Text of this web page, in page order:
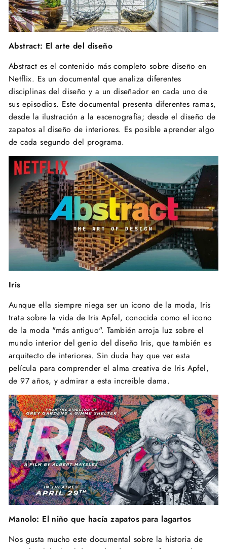
Abstract: El arte del diseño
Abstract es el contenido más completo sobre diseño en
Netflix. Es un documental que analiza diferentes
disciplinas del diseño y a un diseñador en cada uno de
sus episodios. Este documental presenta diferentes ramas,
desde la ilustración a la escenografía; desde el diseño de
zapatos al diseño de interiores. Es posible aprender algo
de cada segundo del programa.
Iris
Aunque ella siempre niega ser un icono de la moda, Iris
trata sobre la vida de Iris Apfel, conocida como el icono
de la moda "más antiguo". También arroja luz sobre el
mundo interior del genio del diseño Iris, que también es
arquitecto de interiores. Sin duda hay que ver esta
película para comprender el alma creativa de Iris Apfel,
de 97 años, y admirar a esta increíble dama.
Manolo: El niño que hacía zapatos para lagartos
Nos gusta mucho este documental sobre la historia de